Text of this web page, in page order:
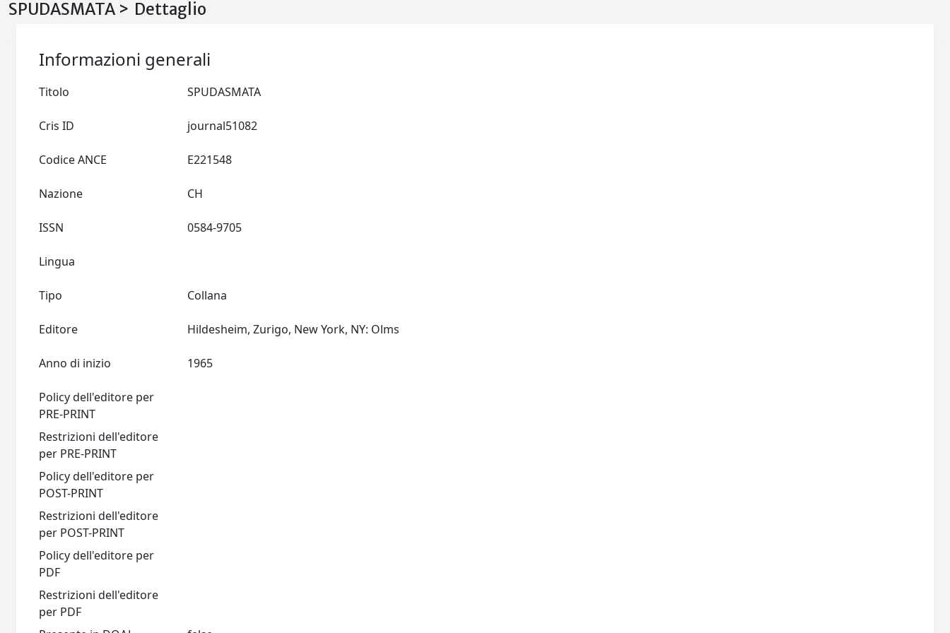
SPUDASMATA > Dettaglio
Informazioni generali
Titolo
Cris ID
Codice ANCE
Nazione
ISSN
Lingua
Tipo Collana
Editore
Anno di inizio
Policy dell'editore per
PRE-PRINT
Restrizioni dell'editore
per PRE-PRINT
Policy dell'editore per
POST-PRINT
Restrizioni dell'editore
per POST-PRINT
Policy dell'editore per
PDF
Restrizioni dell'editore
per PDF